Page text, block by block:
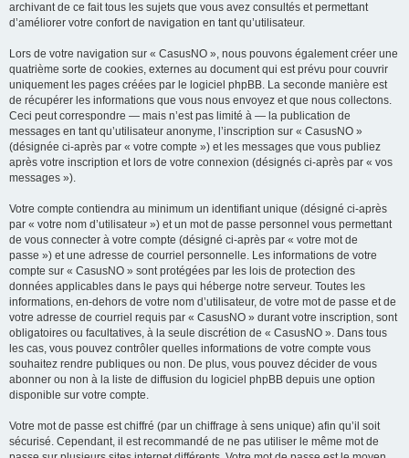
archivant de ce fait tous les sujets que vous avez consultés et permettant
d’améliorer votre confort de navigation en tant qu’utilisateur.
Lors de votre navigation sur « CasusNO », nous pouvons également créer une
quatrième sorte de cookies, externes au document qui est prévu pour couvrir
uniquement les pages créées par le logiciel phpBB. La seconde manière est
de récupérer les informations que vous nous envoyez et que nous collectons.
Ceci peut correspondre — mais n’est pas limité à — la publication de
messages en tant qu’utilisateur anonyme, l’inscription sur « CasusNO »
(désignée ci-après par « votre compte ») et les messages que vous publiez
après votre inscription et lors de votre connexion (désignés ci-après par « vos
messages »).
Votre compte contiendra au minimum un identifiant unique (désigné ci-après
par « votre nom d’utilisateur ») et un mot de passe personnel vous permettant
de vous connecter à votre compte (désigné ci-après par « votre mot de
passe ») et une adresse de courriel personnelle. Les informations de votre
compte sur « CasusNO » sont protégées par les lois de protection des
données applicables dans le pays qui héberge notre serveur. Toutes les
informations, en-dehors de votre nom d’utilisateur, de votre mot de passe et de
votre adresse de courriel requis par « CasusNO » durant votre inscription, sont
obligatoires ou facultatives, à la seule discrétion de « CasusNO ». Dans tous
les cas, vous pouvez contrôler quelles informations de votre compte vous
souhaitez rendre publiques ou non. De plus, vous pouvez décider de vous
abonner ou non à la liste de diffusion du logiciel phpBB depuis une option
disponible sur votre compte.
Votre mot de passe est chiffré (par un chiffrage à sens unique) afin qu’il soit
sécurisé. Cependant, il est recommandé de ne pas utiliser le même mot de